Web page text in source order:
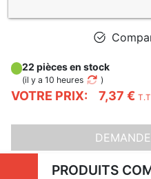
VOTRE PRIX: 7,37 €
22 pièces en stock
(il y a 10 heures )
PRODUITS